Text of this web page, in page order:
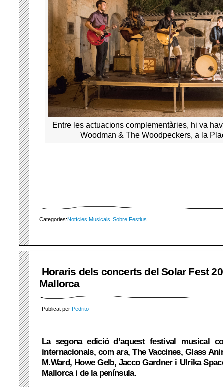
Entre les actuacions complementàries, hi va
Woodman & The Woodpeckers, a la
Categories:Notícies Musicals Sobre Festius
Horaris dels concerts del Solar Fest
Mallorca
Publicat per Pedrito
La segona edició d’aquest festival musical
internacionals, com ara, The Vaccines, Glass
M.Ward, Howe Gelb, Jacco Gardner i Ulrika
Mallorca i de la península.